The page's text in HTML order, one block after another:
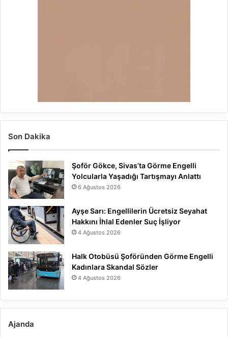
Son Dakika
Şoför Gökce, Sivas’ta Görme Engelli
Yolcularla Yaşadığı Tartışmayı Anlattı
6 Ağustos 2026
Ayşe Sarı: Engellilerin Ücretsiz Seyahat
Hakkını İhlal Edenler Suç İşliyor
4 Ağustos 2026
Halk Otobüsü Şoföründen Görme Engelli
Kadınlara Skandal Sözler
4 Ağustos 2026
Ajanda